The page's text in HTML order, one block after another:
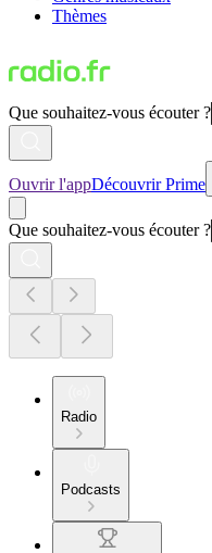
Thèmes
Que souhaitez-vous écouter ?
Ouvrir l'appDécouvrir Prime
Que souhaitez-vous écouter ?
Radio
Podcasts